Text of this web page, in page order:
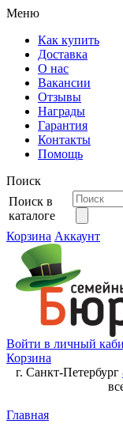
Меню
Как купить
Доставка
О нас
Вакансии
Отзывы
Награды
Гарантия
Контакты
Помощь
Поиск
Поиск в
каталоге
Корзина Аккаунт
Войти в личный
Корзина
г. Санкт-Петербург
Главная